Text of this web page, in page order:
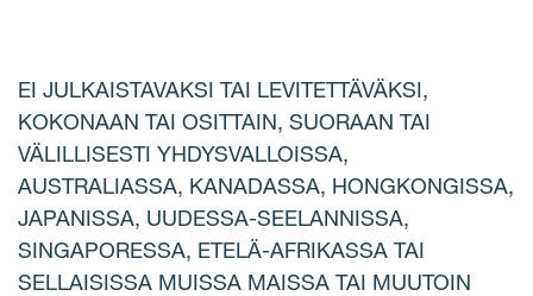
EI JULKAISTAVAKSI TAI LEVITETTÄVÄKSI,
KOKONAAN TAI OSITTAIN, SUORAAN TAI
VÄLILLISESTI YHDYSVALLOISSA,
AUSTRALIASSA, KANADASSA, HONGKONGISSA,
JAPANISSA, UUDESSA-SEELANNISSA,
SINGAPORESSA, ETELÄ-AFRIKASSA TAI
SELLAISISSA MUISSA MAISSA TAI MUUTOIN